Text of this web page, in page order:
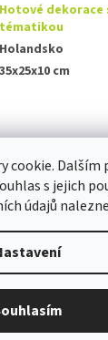
cookie. Dalším
s jejich
údajů
Hotové dekorace
tématikou
Holandsko
35x25x10 cm
.
cookies